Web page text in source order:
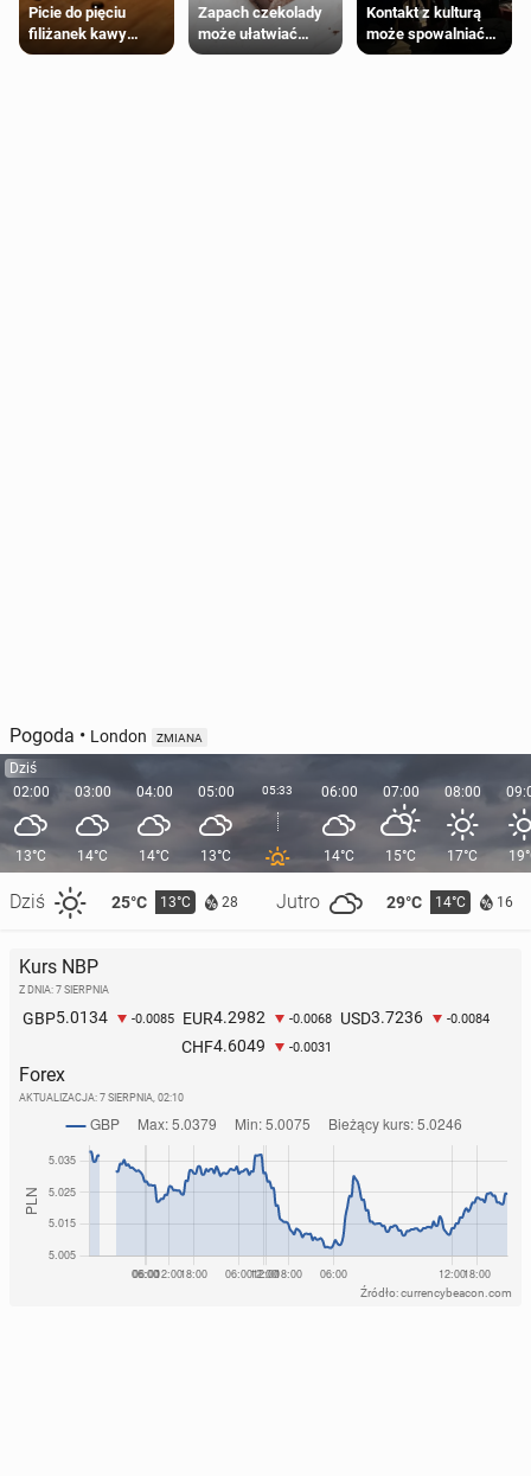
Picie do pięciu
filiżanek kawy
dziennie jest
Zapach czekolady
może ułatwiać
trening siłowy
Kontakt z kulturą
może spowalniać
starzenie
Pogoda • London ZMIANA
Dziś
02:00
13°C
Dziś 25°C 13°C 28 Jutro 29°C 14°C 16
03:00
14°C
04:00
14°C
05:00
13°C
05:33 06:00
14°C
07:00
15°C
08:00
17°C
Kurs NBP
Z DNIA: 7 SIERPNIA
GBP5.0134 -0.0085 EUR4.2982 -0.0068 USD3.7236 -0.0084
CHF4.6049 -0.0031
Forex
AKTUALIZACJA: 7 SIERPNIA, 02:10
Źródło: currencybeacon.com